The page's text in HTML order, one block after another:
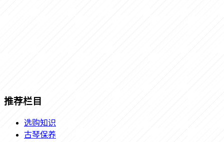
推荐栏目
选购知识
古琴保养